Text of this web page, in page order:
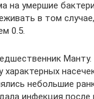
на умершие
в том
0.5.
Манту.
характерных
небольшие
инфекция после